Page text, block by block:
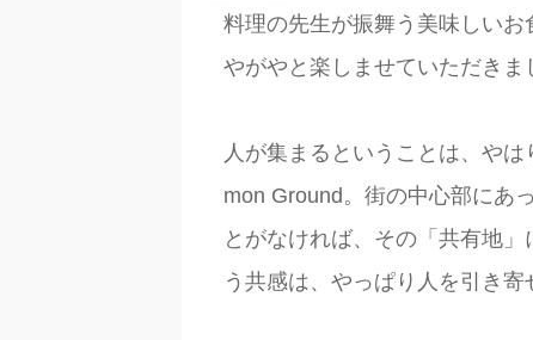
料理の先生が振舞う美味しい
やがやと楽しませていただきま
人が集まるということは、や
mon Ground。街の中心部にあ
とがなければ、その「共有地
う共感は、やっぱり人を引き寄